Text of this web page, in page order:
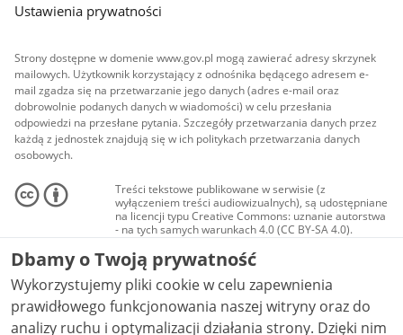
Ustawienia prywatności
Strony dostępne w domenie www.gov.pl mogą zawierać adresy skrzynek
mailowych. Użytkownik korzystający z odnośnika będącego adresem e-
mail zgadza się na przetwarzanie jego danych (adres e-mail oraz
dobrowolnie podanych danych w wiadomości) w celu przesłania
odpowiedzi na przesłane pytania. Szczegóły przetwarzania danych przez
każdą z jednostek znajdują się w ich politykach przetwarzania danych
osobowych.
Treści tekstowe publikowane w serwisie (z
wyłączeniem treści audiowizualnych), są udostępniane
na licencji typu Creative Commons: uznanie autorstwa
- na tych samych warunkach 4.0 (CC BY-SA 4.0).
Materiały audiowizualne, w tym zdjęcia, materiały
audio i wideo, są udostępniane na licencji typu
Creative Commons: uznanie autorstwa użycie
niekomercyjne - bez utworów zależnych 4.0 (CC BY-
NC-ND 4.0), o ile nie jest to stwierdzone inaczej.
Dbamy o Twoją prywatność
Wykorzystujemy pliki cookie w celu zapewnienia
prawidłowego funkcjonowania naszej witryny oraz do
analizy ruchu i optymalizacji działania strony. Dzięki nim